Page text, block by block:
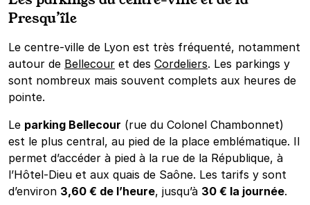
Presqu’île
Le centre-ville de Lyon est très fréquenté, notamment
autour de Bellecour et des Cordeliers. Les parkings y
sont nombreux mais souvent complets aux heures de
pointe.
Le parking Bellecour (rue du Colonel Chambonnet)
est le plus central, au pied de la place emblématique. Il
permet d’accéder à pied à la rue de la République, à
l’Hôtel-Dieu et aux quais de Saône. Les tarifs y sont
d’environ 3,60 € de l’heure, jusqu’à 30 € la journée.